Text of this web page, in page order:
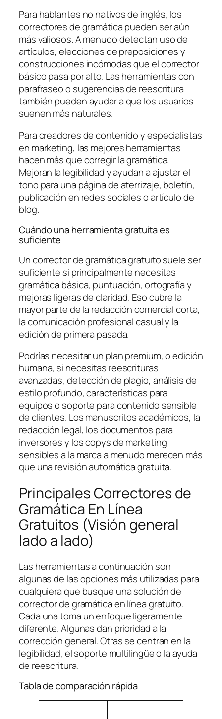
Para hablantes no nativos de inglés, los
correctores de gramática pueden ser aún
más valiosos. A menudo detectan uso de
artículos, elecciones de preposiciones y
construcciones incómodas que el corrector
básico pasa por alto. Las herramientas con
parafraseo o sugerencias de reescritura
también pueden ayudar a que los usuarios
suenen más naturales.
Para creadores de contenido y especialistas
en marketing, las mejores herramientas
hacen más que corregir la gramática.
Mejoran la legibilidad y ayudan a ajustar el
tono para una página de aterrizaje, boletín,
publicación en redes sociales o artículo de
blog.
Cuándo una herramienta gratuita es
suficiente
Un corrector de gramática gratuito suele ser
suficiente si principalmente necesitas
gramática básica, puntuación, ortografía y
mejoras ligeras de claridad. Eso cubre la
mayor parte de la redacción comercial corta,
la comunicación profesional casual y la
edición de primera pasada.
Podrías necesitar un plan premium, o edición
humana, si necesitas reescrituras
avanzadas, detección de plagio, análisis de
estilo profundo, características para
equipos o soporte para contenido sensible
de clientes. Los manuscritos académicos, la
redacción legal, los documentos para
inversores y los copys de marketing
sensibles a la marca a menudo merecen más
que una revisión automática gratuita.
Principales Correctores de
Gramática En Línea
Gratuitos (Visión general
lado a lado)
Las herramientas a continuación son
algunas de las opciones más utilizadas para
cualquiera que busque una solución de
corrector de gramática en línea gratuito.
Cada una toma un enfoque ligeramente
diferente. Algunas dan prioridad a la
corrección general. Otras se centran en la
legibilidad, el soporte multilingüe o la ayuda
de reescritura.
Tabla de comparación rápida